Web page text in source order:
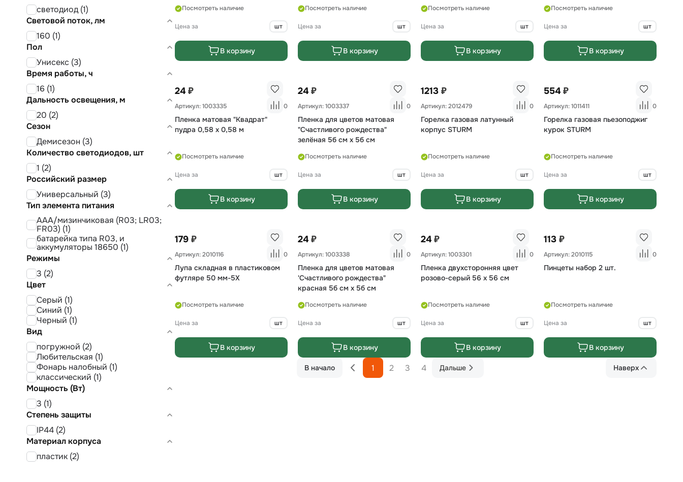
светодиод (1)
Световой поток, лм
160 (1)
Пол
Унисекс (3)
Время работы, ч
16 (1)
Дальность освещения, м
20 (2)
Сезон
Демисезон (3)
Количество светодиодов, шт
1 (2)
Российский размер
Универсальный (3)
Тип элемента питания
AAA/мизинчиковая (R03; LR03;
FR03) (1)
батарейка типа R03, и
аккумуляторы 18650 (1)
Режимы
3 (2)
Цвет
Серый (1)
Синий (1)
Черный (1)
Вид
погружной (2)
Любительская (1)
Фонарь налобный (1)
классический (1)
Мощность (Вт)
3 (1)
Степень защиты
IP44 (2)
Материал корпуса
пластик (2)
Посмотреть наличие
Цена за шт
В корзину
Посмотреть наличие
Цена за шт
В корзину
Посмотреть наличие
Цена за шт
В корзину
Посмотреть наличие
Цена за шт
В корзину
24 ₽
Артикул: 1003335 0
Пленка матовая "Квадрат"
пудра 0,58 х 0,58 м
Посмотреть наличие
Цена за шт
В корзину
24 ₽
Артикул: 1003337 0
Пленка для цветов матовая
"Счастливого рождества"
зелёная 5б см х 5б см
Посмотреть наличие
Цена за шт
В корзину
1213 ₽
Артикул: 2012479 0
Горелка газовая латунный
корпус STURM
Посмотреть наличие
Цена за шт
В корзину
554 ₽
Артикул: 1011411 0
Горелка газовая пьезоподжиг
курок STURM
Посмотреть наличие
Цена за шт
В корзину
179 ₽
Артикул: 2010116 0
Лупа складная в пластиковом
футляре 50 мм-5Х
Посмотреть наличие
Цена за шт
В корзину
24 ₽
Артикул: 1003338 0
Пленка для цветов матовая
'Счастливого рождества"
красная 5б см х 5б см
Посмотреть наличие
Цена за шт
В корзину
24 ₽
Артикул: 1003301 0
Пленка двухсторонняя цвет
розово-серый 56 х 56 см
Посмотреть наличие
Цена за шт
В корзину
113 ₽
Артикул: 2010115 0
Пинцеты набор 2 шт.
Посмотреть наличие
Цена за шт
В корзину
В начало 1 2 3 4 Дальше Наверх